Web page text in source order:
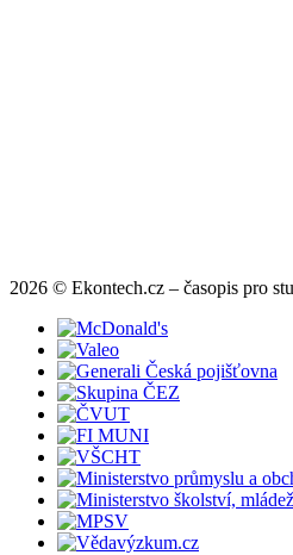
2026 © Ekontech.cz – časopis pro